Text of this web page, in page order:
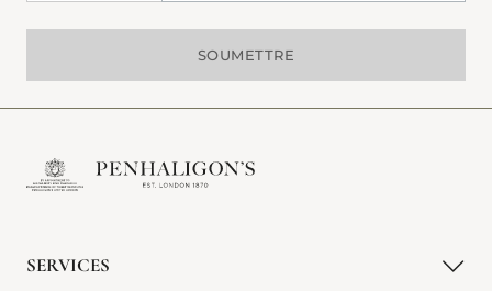
SOUMETTRE
SERVICES